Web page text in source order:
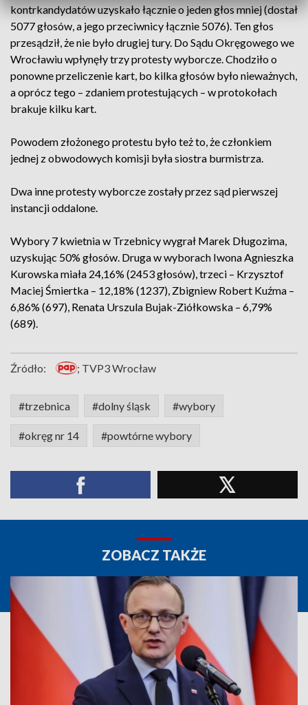
kontrkandydatów uzyskało łącznie o jeden głos mniej (dostał
5077 głosów, a jego przeciwnicy łącznie 5076). Ten głos
przesądził, że nie było drugiej tury. Do Sądu Okręgowego we
Wrocławiu wpłynęły trzy protesty wyborcze. Chodziło o
ponowne przeliczenie kart, bo kilka głosów było nieważnych,
a oprócz tego – zdaniem protestujących – w protokołach
brakuje kilku kart.
Powodem złożonego protestu było też to, że członkiem
jednej z obwodowych komisji była siostra burmistrza.
Dwa inne protesty wyborcze zostały przez sąd pierwszej
instancji oddalone.
Wybory 7 kwietnia w Trzebnicy wygrał Marek Długozima,
uzyskując 50% głosów. Druga w wyborach Iwona Agnieszka
Kurowska miała 24,16% (2453 głosów), trzeci – Krzysztof
Maciej Śmiertka – 12,18% (1237), Zbigniew Robert Kuźma –
6,86% (697), Renata Urszula Bujak-Ziółkowska – 6,79%
(689).
Źródło: ; TVP3 Wrocław
#trzebnica #dolny śląsk #wybory
#okręg nr 14 #powtórne wybory
ZOBACZ TAKŻE